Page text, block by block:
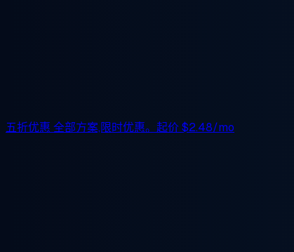
五折优惠 全部方案,限时优惠。起价$2.48/mo